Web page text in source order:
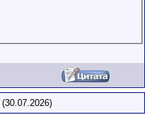
(30.07.2026)